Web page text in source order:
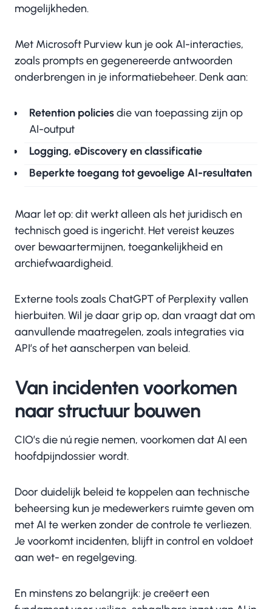
mogelijkheden.
Met Microsoft Purview kun je ook AI-interacties,
zoals prompts en gegenereerde antwoorden
onderbrengen in je informatiebeheer. Denk aan:
Retention policiesdie van toepassing zijn op
AI-output
Logging, eDiscovery en classificatie
Beperkte toegang tot gevoelige AI-resultaten
Maar let op: dit werkt alleen als het juridisch en
technisch goed is ingericht. Het vereist keuzes
over bewaartermijnen, toegankelijkheid en
archiefwaardigheid.
Externe tools zoals ChatGPT of Perplexity vallen
hierbuiten. Wil je daar grip op, dan vraagt dat om
aanvullende maatregelen, zoals integraties via
API’s of het aanscherpen van beleid.
Van incidenten voorkomen
naar structuur bouwen
CIO’s die nú regie nemen, voorkomen dat AI een
hoofdpijndossier wordt.
Door duidelijk beleid te koppelen aan technische
beheersing kun je medewerkers ruimte geven om
met AI te werken zonder de controle te verliezen.
Je voorkomt incidenten, blijft in control en voldoet
aan wet- en regelgeving.
En minstens zo belangrijk: je creëert een